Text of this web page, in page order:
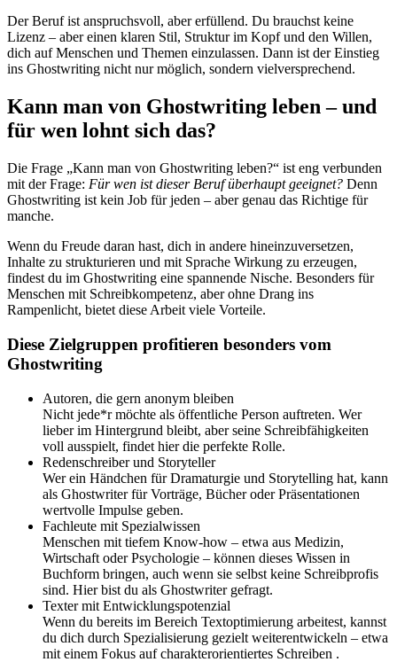
Der Beruf ist anspruchsvoll, aber erfüllend. Du brauchst keine
Lizenz – aber einen klaren Stil, Struktur im Kopf und den Willen,
dich auf Menschen und Themen einzulassen. Dann ist der Einstieg
ins Ghostwriting nicht nur möglich, sondern vielversprechend.
Kann man von Ghostwriting leben – und
für wen lohnt sich das?
Die Frage „Kann man von Ghostwriting leben?“ ist eng verbunden
mit der Frage: Für wen ist dieser Beruf überhaupt geeignet? Denn
Ghostwriting ist kein Job für jeden – aber genau das Richtige für
manche.
Wenn du Freude daran hast, dich in andere hineinzuversetzen,
Inhalte zu strukturieren und mit Sprache Wirkung zu erzeugen,
findest du im Ghostwriting eine spannende Nische. Besonders für
Menschen mit Schreibkompetenz, aber ohne Drang ins
Rampenlicht, bietet diese Arbeit viele Vorteile.
Diese Zielgruppen profitieren besonders vom
Ghostwriting
Autoren, die gern anonym bleiben
Nicht jede*r möchte als öffentliche Person auftreten. Wer
lieber im Hintergrund bleibt, aber seine Schreibfähigkeiten
voll ausspielt, findet hier die perfekte Rolle.
Redenschreiber und Storyteller
Wer ein Händchen für Dramaturgie und Storytelling hat, kann
als Ghostwriter für Vorträge, Bücher oder Präsentationen
wertvolle Impulse geben.
Fachleute mit Spezialwissen
Menschen mit tiefem Know-how – etwa aus Medizin,
Wirtschaft oder Psychologie – können dieses Wissen in
Buchform bringen, auch wenn sie selbst keine Schreibprofis
sind. Hier bist du als Ghostwriter gefragt.
Texter mit Entwicklungspotenzial
Wenn du bereits im Bereich Textoptimierung arbeitest, kannst
du dich durch Spezialisierung gezielt weiterentwickeln – etwa
mit einem Fokus auf charakterorientiertes Schreiben .